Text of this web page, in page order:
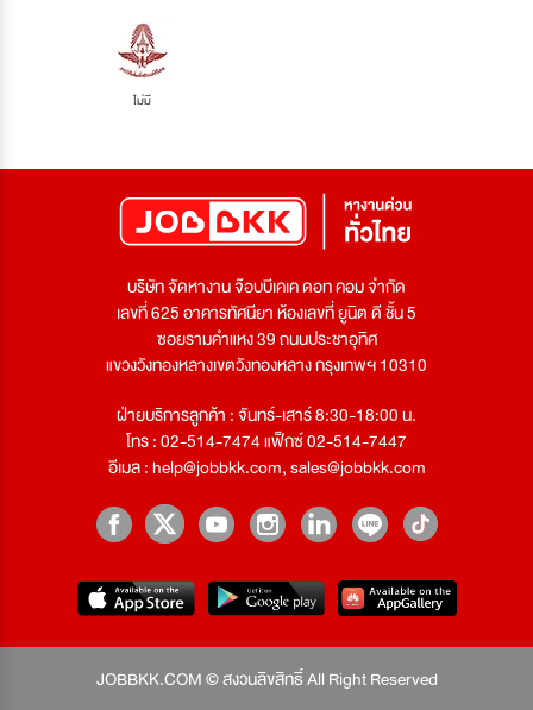
ไม่มี
บริษัท จัดหางาน จ๊อบบีเคเค ดอท คอม จำกัด
เลขที่ 625 อาคารทัศนียา ห้องเลขที่ ยูนิต ดี ชั้น 5
ซอยรามคำแหง 39 ถนนประชาอุทิศ
แขวงวังทองหลางเขตวังทองหลาง กรุงเทพฯ 10310
ฝ่ายบริการลูกค้า : จันทร์-เสาร์ 8:30-18:00 น.
โทร : 02-514-7474 แฟ็กซ์ 02-514-7447
อีเมล :help@jobbkk.com,sales@jobbkk.com
JOBBKK.COM © สงวนลิขสิทธิ์ All Right Reserved